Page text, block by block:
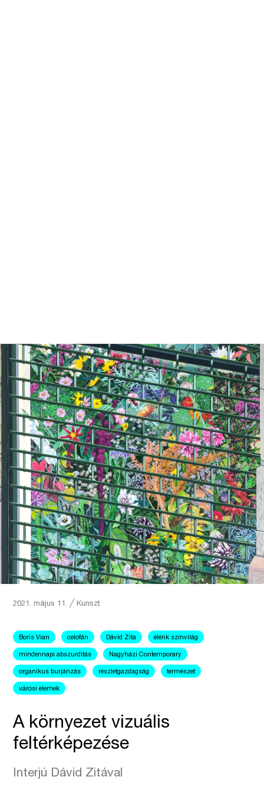
2021. május 11. ╱ Kunszt
Boris Vian celofán Dávid Zita élénk színvilág
mindennapi abszurditás Nagyházi Contemporary
organikus burjánzás részletgazdagság természet
városi elemek
A környezet vizuális
feltérképezése
Interjú Dávid Zitával